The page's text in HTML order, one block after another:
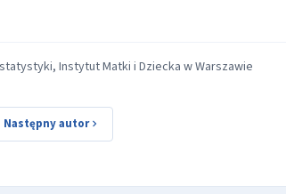
Instytut Matki i Dziecka w Warszawie
Następny autor